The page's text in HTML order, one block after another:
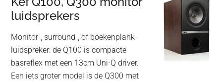
luidsprekers
Monitor-, surround-, of boekenplank-
luidspreker: de Q100 is compacte
basreflex met een 13cm Uni-Q driver.
Een iets groter model is de Q300 met